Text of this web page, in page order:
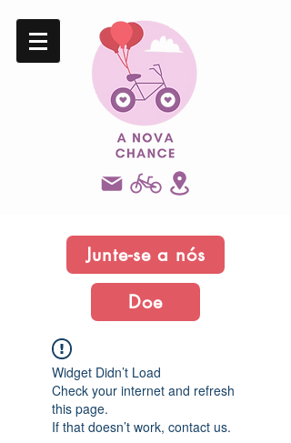
Junte-se a nós
Doe
Widget Didn’t Load
Check your internet and refresh
this page.
If that doesn’t work, contact us.